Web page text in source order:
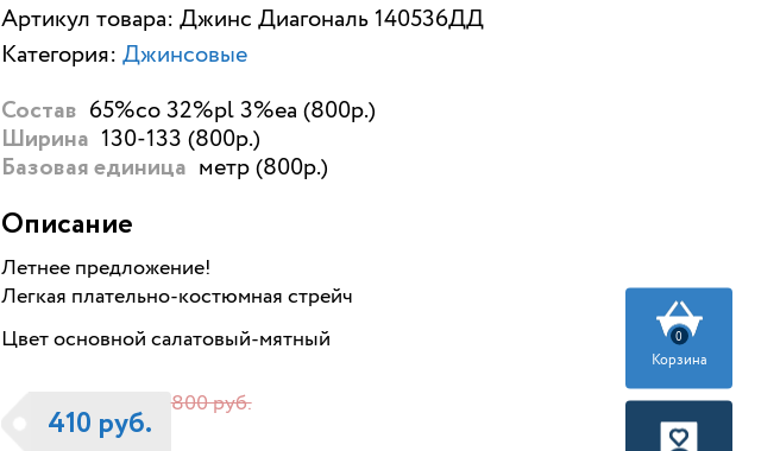
Артикул товара: Джинс Диагональ 140536ДД
Категория: Джинсовые
Состав 65%со 32%pl 3%ea (800р.)
Ширина 130-133 (800р.)
Базовая единица метр (800р.)
Описание
Летнее предложение!
Легкая плательно-костюмная стрейч
Цвет основной салатовый-мятный
800 руб.
410 руб.
0
Корзина